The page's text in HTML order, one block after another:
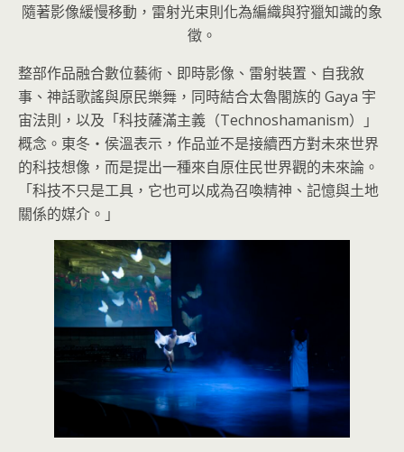
隨著影像緩慢移動，雷射光束則化為編織與狩獵知識的象
徵。
整部作品融合數位藝術、即時影像、雷射裝置、自我敘
事、神話歌謠與原民樂舞，同時結合太魯閣族的 Gaya 宇
宙法則，以及「科技薩滿主義（Technoshamanism）」
概念。東冬・侯溫表示，作品並不是接續西方對未來世界
的科技想像，而是提出一種來自原住民世界觀的未來論。
「科技不只是工具，它也可以成為召喚精神、記憶與土地
關係的媒介。」